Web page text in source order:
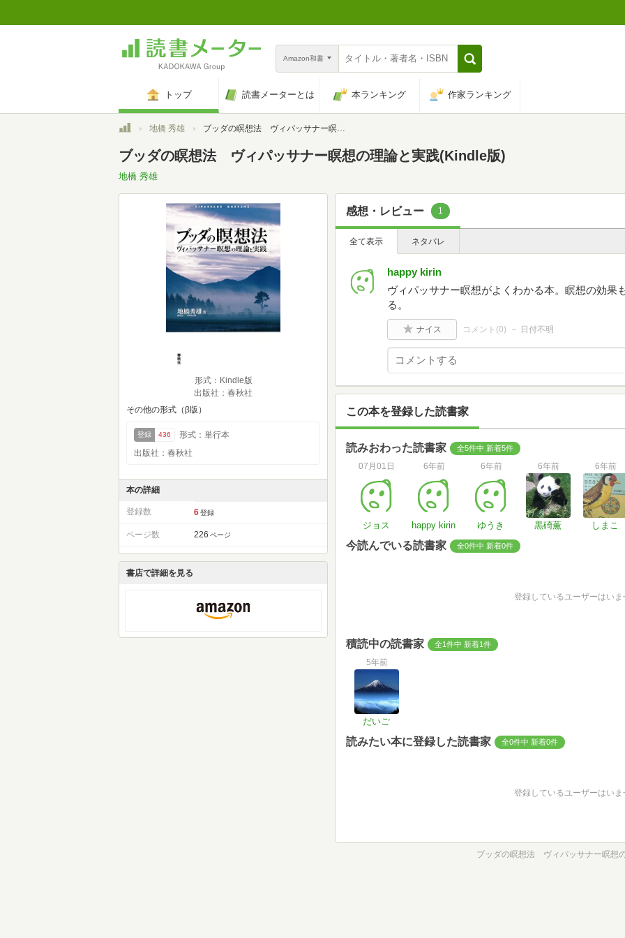
Amazon和書
トップ 読書メーターとは 本ランキング 作家ランキング
トップ地橋 秀雄 ブッダの瞑想法 ヴィパッサナー瞑想の理論と実践
ブッダの瞑想法 ヴィパッサナー瞑想の理論と実践(Kindle版)
地橋 秀雄
形式：Kindle版
出版社：春秋社
その他の形式（β版）
登録 436
形式：単行本
出版社：春秋社
本の詳細
登録数 6 登録
ページ数 226 ページ
書店で詳細を見る
感想・レビュー 1
全て表示 ネタバレ
happy kirin
ヴィパッサナー瞑想がよくわかる本。瞑想の効果
る。
ナイス コメント(0) 日付不明
この本を登録した読書家
読みおわった読書家 全5件中 新着5件
07月01日
ジョス
6年前
happy kirin
6年前
ゆうき
6年前
黒碕薫
6年前
しまこ
今読んでいる読書家 全0件中 新着0件
登録しているユーザーはいま
積読中の読書家 全1件中 新着1件
5年前
だいご
読みたい本に登録した読書家 全0件中 新着0件
登録しているユーザーはいま
ブッダの瞑想法 ヴィパッサナー瞑想